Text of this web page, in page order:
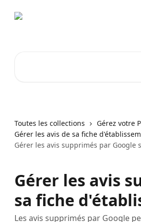
Toutes les collections
Gérez votre
Gérer les avis de sa fiche
Gérer les avis supprimés par Google
Gérer les avis
sa fiche
Les avis supprimés par Google